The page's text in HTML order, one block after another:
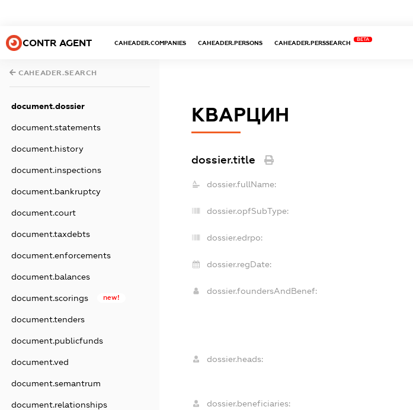
CONTR AGENT CAHEADER.COMPANIES CAHEADER.PERSONS CAHEADER.PERSSEARCH
BETA
CAHEADER.SEARCH
document.dossier
document.statements
document.history
document.inspections
document.bankruptcy
document.court
document.taxdebts
document.enforcements
document.balances
document.scorings new!
document.tenders
document.publicfunds
document.ved
document.semantrum
document.relationships
КВАРЦИН
dossier.title
dossier.fullName:
dossier.opfSubType:
dossier.edrpo:
dossier.regDate:
dossier.foundersAndBenef:
dossier.heads:
dossier.beneficiaries: